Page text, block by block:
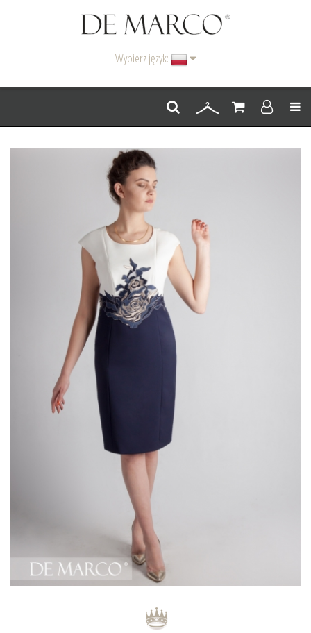
Wybierz język:
Menu